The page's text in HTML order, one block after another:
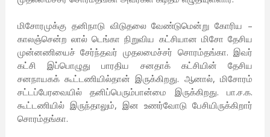
மிசோரமுக்கு தனிநாடு விடுதலை வேண்டுமென்று கோரிய –
காலஞ்சென்ற லால் டெங்கா நிறுவிய கட்சியான மிசோ தேசிய
முன்னணியைச் சேர்ந்தவர் முதலமைச்சர் சொரம்தங்கா. இவர்
கட்சி இப்பொழுது பாரதிய சனதாக் கட்சியின் தேசிய
சனநாயகக் கூட்டணியில்தான் இருக்கிறது. ஆனால், மிசோரம்
சட்டப்பேரவையில் தனிப்பெரும்பான்மை இருக்கிறது. பா.ச.க.
கூட்டணியில் இருந்தாலும், இன உணர்வோடு பேசியிருக்கிறார்
சொரம்தங்கா.